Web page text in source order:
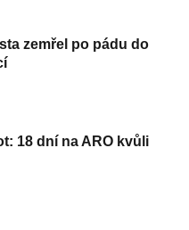
zemřel po pádu do
18 dní na ARO kvůli